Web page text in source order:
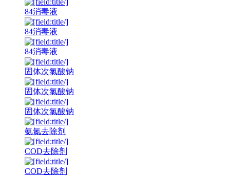
84消毒液
84消毒液
84消毒液
固体次氯酸钠
固体次氯酸钠
固体次氯酸钠
氨氮去除剂
COD去除剂
COD去除剂